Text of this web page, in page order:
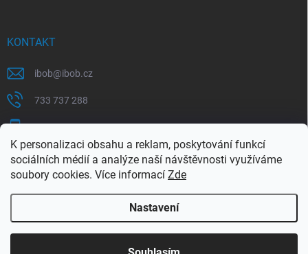
K personalizaci obsahu a reklam, poskytování funkcí
sociálních médií a analýze naší návštěvnosti využíváme
soubory cookies. Více informací Zde
Nastavení
Využijte naší letní akce, kde na Vás čeká spousta
KONTAKT
ibob@ibob.cz
733 737 288
607 069 561
Sledujte nás na Facebooku !
ibob_s.r.o/
Copyright 2026ibob s.r.o.. Všechna práva vyhrazena.Upravit nastavení
cookies